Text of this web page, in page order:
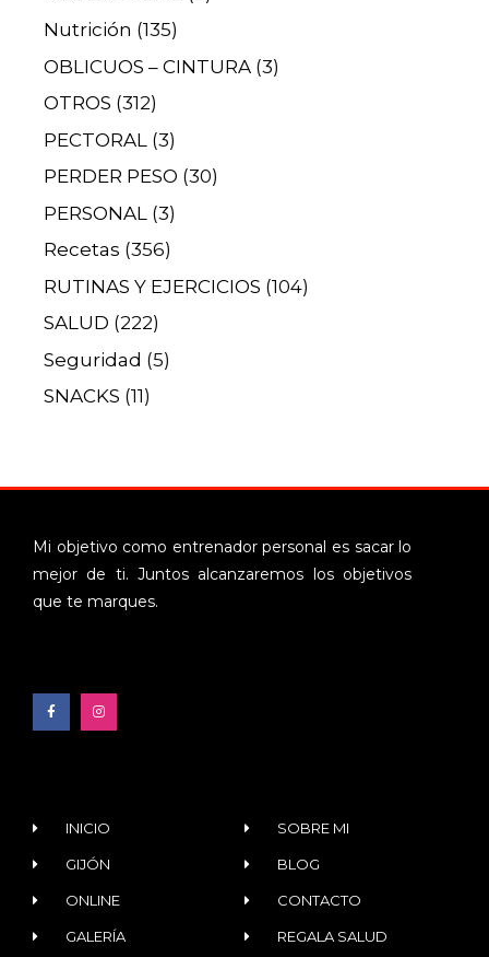
Nutrición (135)
OBLICUOS – CINTURA (3)
OTROS (312)
PECTORAL (3)
PERDER PESO (30)
PERSONAL (3)
Recetas (356)
RUTINAS Y EJERCICIOS (104)
SALUD (222)
Seguridad (5)
SNACKS (11)
Mi objetivo como entrenador personal es sacar lo
mejor de ti. Juntos alcanzaremos los objetivos
que te marques.
INICIO
GIJÓN
ONLINE
GALERÍA
SOBRE MI
BLOG
CONTACTO
REGALA SALUD